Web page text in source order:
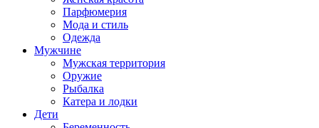
Парфюмерия
Мода и стиль
Одежда
Мужчине
Мужская территория
Оружие
Рыбалка
Катера и лодки
Дети